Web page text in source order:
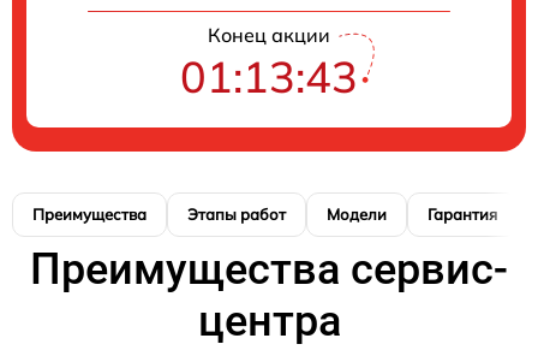
Конец акции
01:13:42
Преимущества Этапы работ Модели Гарантия
Преимущества сервис-
центра